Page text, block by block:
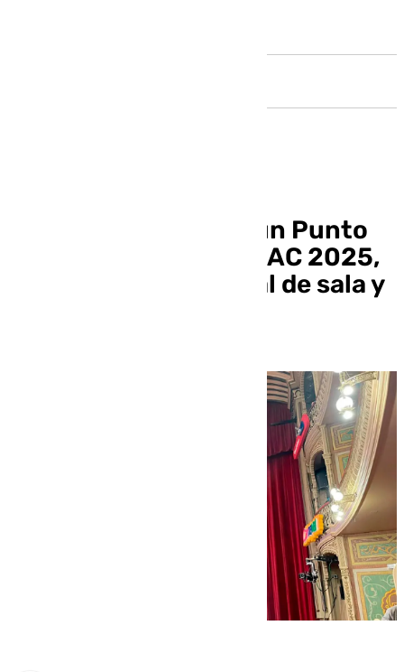
El Falla contará con un Punto
Violeta durante el COAC 2025,
atendido por personal de sala y